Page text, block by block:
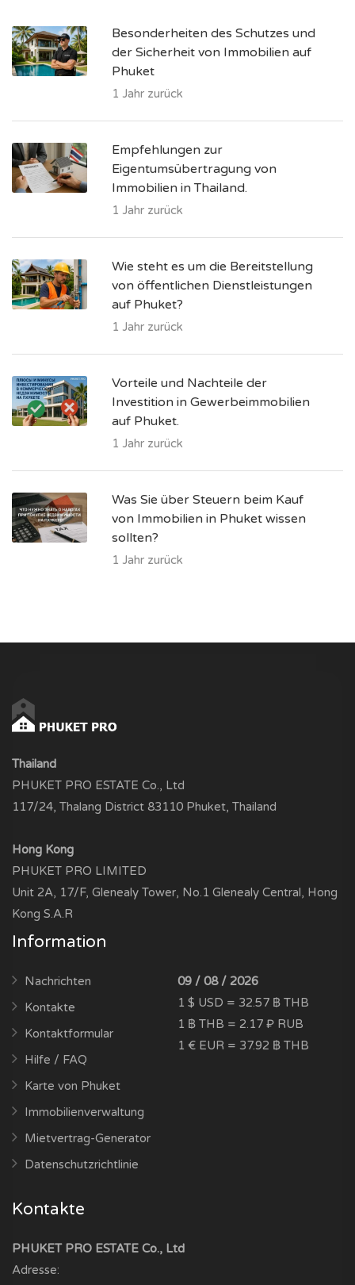
Besonderheiten des Schutzes und
der Sicherheit von Immobilien auf
Phuket
1 Jahr zurück
Empfehlungen zur
Eigentumsübertragung von
Immobilien in Thailand.
1 Jahr zurück
Wie steht es um die Bereitstellung
von öffentlichen Dienstleistungen
auf Phuket?
1 Jahr zurück
Vorteile und Nachteile der
Investition in Gewerbeimmobilien
auf Phuket.
1 Jahr zurück
Was Sie über Steuern beim Kauf
von Immobilien in Phuket wissen
sollten?
1 Jahr zurück
Thailand
PHUKET PRO ESTATE Co., Ltd
117/24, Thalang District 83110 Phuket, Thailand
Hong Kong
PHUKET PRO LIMITED
Unit 2A, 17/F, Glenealy Tower, No.1 Glenealy Central, Hong
Kong S.A.R
Information
Nachrichten
Kontakte
Kontaktformular
Hilfe / FAQ
Karte von Phuket
Immobilienverwaltung
Mietvertrag-Generator
Datenschutzrichtlinie
09 / 08 / 2026
1 $ USD = 32.57 ฿ THB
1 ฿ THB = 2.17 ₽ RUB
1 € EUR = 37.92 ฿ THB
Kontakte
PHUKET PRO ESTATE Co., Ltd
Adresse: